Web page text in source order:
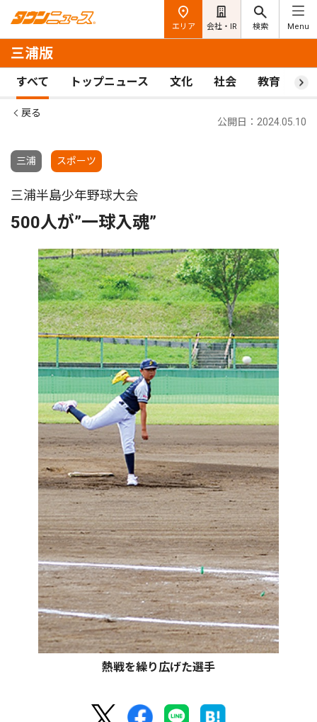
エリア 会社・IR 検索 Menu
三浦版
すべて トップニュース 文化 社会 教育 ス
戻る
三浦 スポーツ
公開日：2024.05.10
三浦半島少年野球大会
500人が”一球入魂”
熱戦を繰り広げた選手